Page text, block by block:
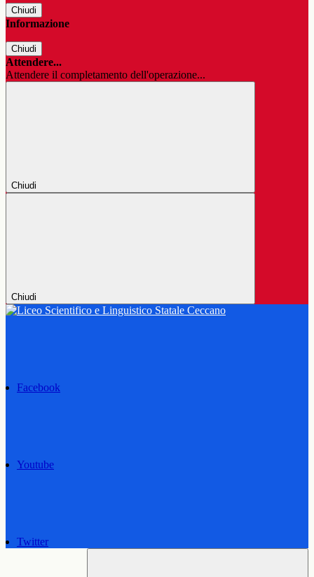
Chiudi
Informazione
Chiudi
Attendere...
Attendere il completamento dell'operazione...
Chiudi
Chiudi
Facebook
Youtube
Twitter